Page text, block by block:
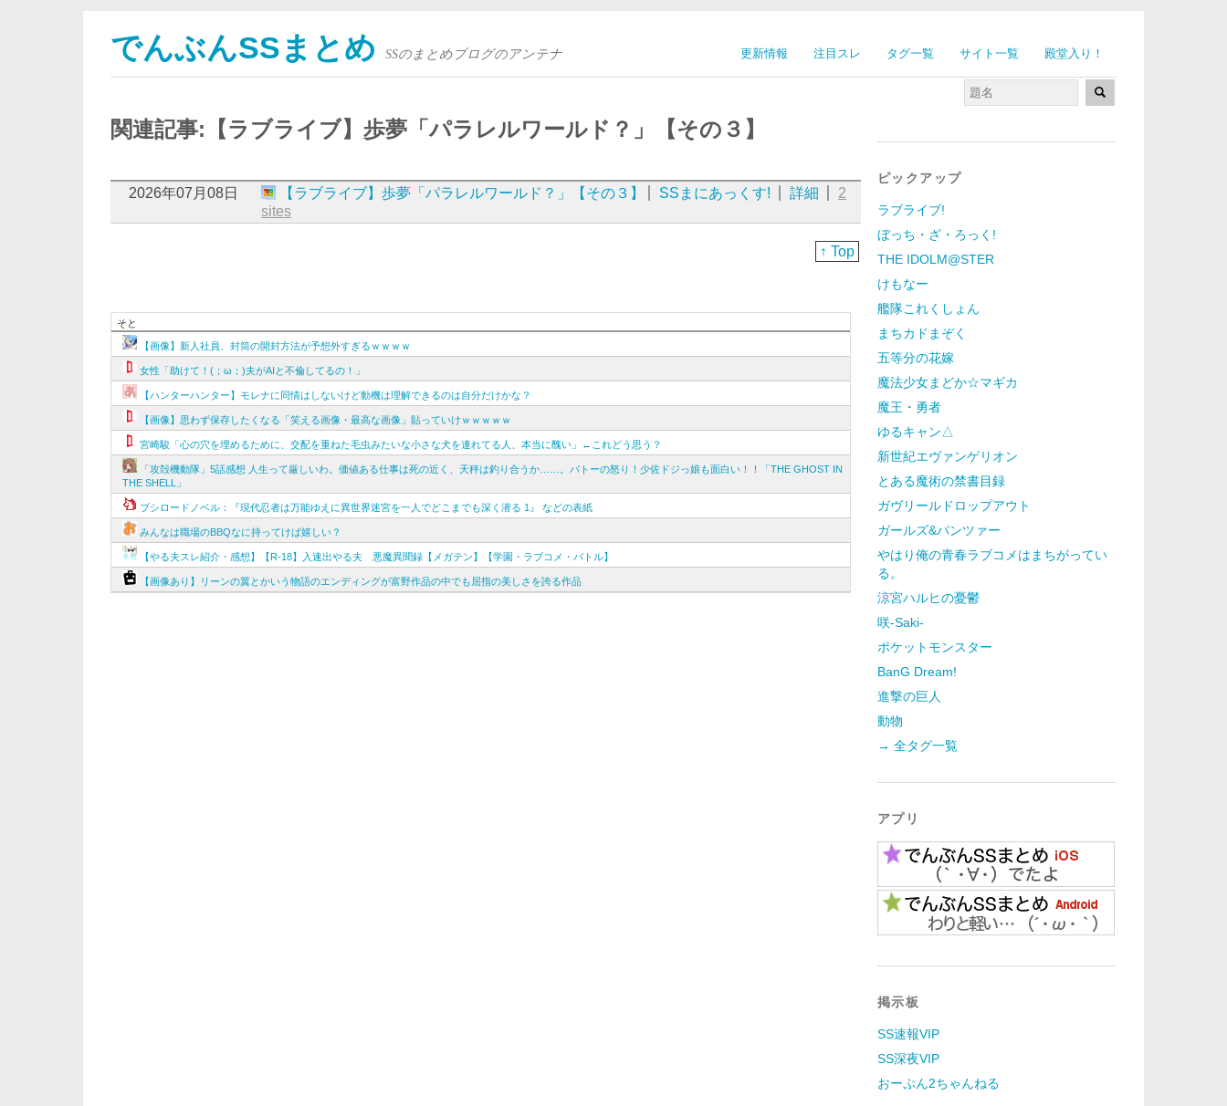
更新情報 注目スレ タグ一覧 サイト一覧 殿堂入り！
でんぶんSSまとめ SSのまとめブログのアンテナ
関連記事:【ラブライブ】歩夢「パラレルワールド？」【その３】
2026年07月08日 【ラブライブ】歩夢「パラレルワールド？」【その３】 SSまにあっくす! 詳細
2
sites
↑ Top
そと
【画像】新人社員、封筒の開封方法が予想外すぎるｗｗｗｗ
女性「助けて！(；ω；)夫がAIと不倫してるの！」
【ハンターハンター】モレナに同情はしないけど動機は理解できるのは自分だけかな？
【画像】思わず保存したくなる「笑える画像・最高な画像」貼っていけｗｗｗｗｗ
宮崎駿「心の穴を埋めるために、交配を重ねた毛虫みたいな小さな犬を連れてる人、本当に醜い」←これどう思う？
「攻殻機動隊」5話感想 人生って厳しいわ。価値ある仕事は死の近く、天秤は釣り合うか……。バトーの怒り！少佐ドジっ娘も面白い！！「THE GHOST IN
THE SHELL」
ブシロードノベル：『現代忍者は万能ゆえに異世界迷宮を一人でどこまでも深く潜る 1』 などの表紙
みんなは職場のBBQなに持ってけば嬉しい？
【やる夫スレ紹介・感想】【R-18】入速出やる夫 悪魔異聞録【メガテン】【学園・ラブコメ・バトル】
【画像あり】リーンの翼とかいう物語のエンディングが富野作品の中でも屈指の美しさを誇る作品
ピックアップ
ラブライブ!
ぼっち・ざ・ろっく!
THE IDOLM@STER
けもなー
艦隊これくしょん
まちカドまぞく
五等分の花嫁
魔法少女まどか☆マギカ
魔王・勇者
ゆるキャン△
新世紀エヴァンゲリオン
とある魔術の禁書目録
ガヴリールドロップアウト
ガールズ&パンツァー
やはり俺の青春ラブコメはまちがってい
る。
涼宮ハルヒの憂鬱
咲-Saki-
ポケットモンスター
BanG Dream!
進撃の巨人
動物
→ 全タグ一覧
アプリ
掲示板
SS速報VIP
SS深夜VIP
おーぷん2ちゃんねる